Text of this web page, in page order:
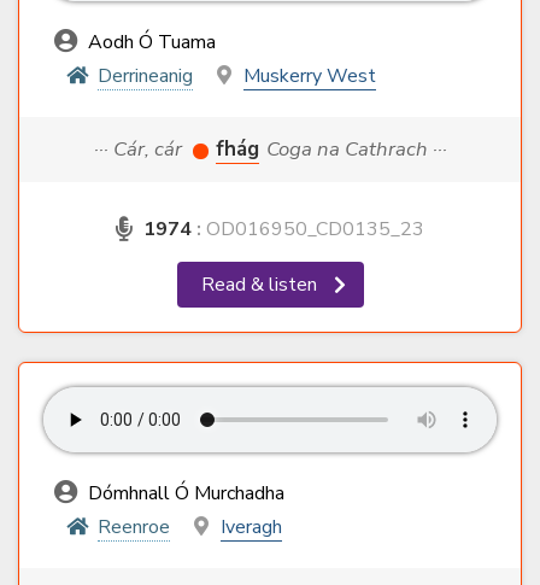
Aodh Ó Tuama
Derrineanig
Muskerry West
··· Cár, cár fhág Coga na Cathrach ···
1974 : OD016950_CD0135_23
Read & listen
Dómhnall Ó Murchadha
Reenroe
Iveragh